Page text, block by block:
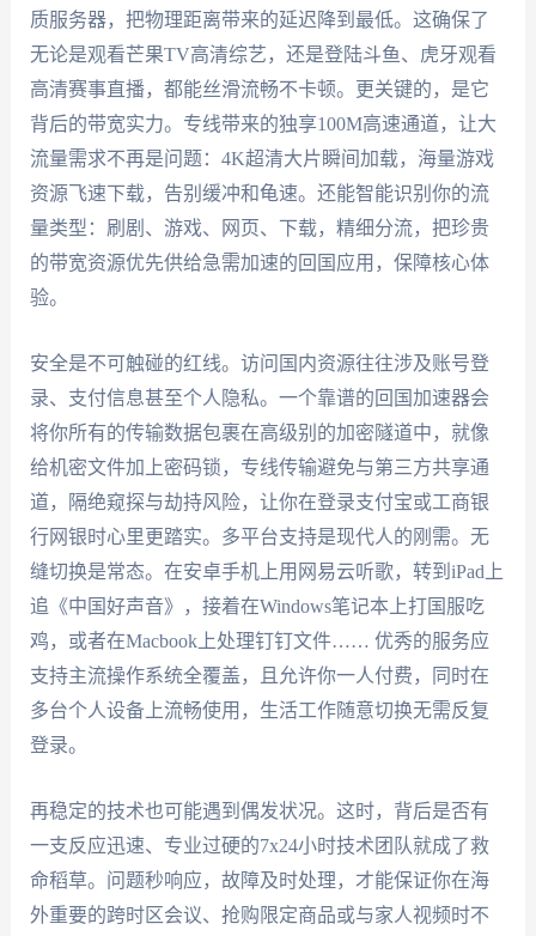
质服务器，把物理距离带来的延迟降到最低。这确保了
无论是观看芒果TV高清综艺，还是登陆斗鱼、虎牙观看
高清赛事直播，都能丝滑流畅不卡顿。更关键的，是它
背后的带宽实力。专线带来的独享100M高速通道，让大
流量需求不再是问题：4K超清大片瞬间加载，海量游戏
资源飞速下载，告别缓冲和龟速。还能智能识别你的流
量类型：刷剧、游戏、网页、下载，精细分流，把珍贵
的带宽资源优先供给急需加速的回国应用，保障核心体
验。
安全是不可触碰的红线。访问国内资源往往涉及账号登
录、支付信息甚至个人隐私。一个靠谱的回国加速器会
将你所有的传输数据包裹在高级别的加密隧道中，就像
给机密文件加上密码锁，专线传输避免与第三方共享通
道，隔绝窥探与劫持风险，让你在登录支付宝或工商银
行网银时心里更踏实。多平台支持是现代人的刚需。无
缝切换是常态。在安卓手机上用网易云听歌，转到iPad上
追《中国好声音》，接着在Windows笔记本上打国服吃
鸡，或者在Macbook上处理钉钉文件…… 优秀的服务应
支持主流操作系统全覆盖，且允许你一人付费，同时在
多台个人设备上流畅使用，生活工作随意切换无需反复
登录。
再稳定的技术也可能遇到偶发状况。这时，背后是否有
一支反应迅速、专业过硬的7x24小时技术团队就成了救
命稻草。问题秒响应，故障及时处理，才能保证你在海
外重要的跨时区会议、抢购限定商品或与家人视频时不